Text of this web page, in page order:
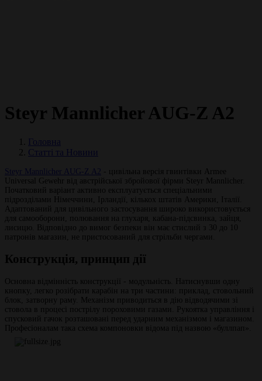
Steyr Mannlicher AUG-Z A2
Головна
Статті та Новини
Steyr Mannlicher AUG-Z A2 - цивільна версія гвинтівки Armee
Universal Gewehr від австрійської збройової фірми Steyr Mannlicher.
Початковий варіант активно експлуатується спеціальними
підрозділами Німеччини, Ірландії, кількох штатів Америки, Італії.
Адаптований для цивільного застосування широко використовується
для самооборони, полювання на глухаря, кабана-підсвинка, зайця,
лисицю. Відповідно до вимог безпеки він має стислий з 30 до 10
патронів магазин, не пристосований для стрільби чергами.
Конструкція, принцип дії
Основна відмінність конструкції - модульність. Натиснувши одну
кнопку, легко розібрати карабін на три частини: приклад, стовольний
блок, затворну раму. Механізм приводиться в дію відводячими зі
стовола в процесі пострілу пороховими газами. Рукоятка управління і
спусковий гачок розташовані перед ударним механізмом і магазином.
Професіоналам така схема компоновки відома під назвою «буллпап».